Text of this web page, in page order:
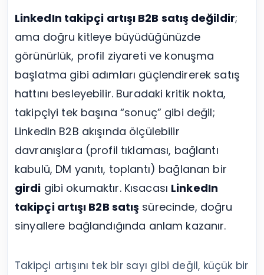
Facebook Beğeni Satın Al
Facebook Takipçi Satın Al
Facebook Yorum Satın Al
Facebook Video İzlenme Satın Al
Tümünü Gör
LinkedIn takipçi artışı B2B satış değildir;
ama doğru kitleye büyüdüğünüzde
görünürlük, profil ziyareti ve konuşma
başlatma gibi adımları güçlendirerek satış
hattını besleyebilir. Buradaki kritik nokta,
takipçiyi tek başına “sonuç” gibi değil;
LinkedIn B2B akışında ölçülebilir
davranışlara (profil tıklaması, bağlantı
kabulü, DM yanıtı, toplantı) bağlanan bir
girdi gibi okumaktır. Kısacası LinkedIn
takipçi artışı B2B satış sürecinde, doğru
sinyallere bağlandığında anlam kazanır.
Takipçi artışını tek bir sayı gibi değil, küçük bir